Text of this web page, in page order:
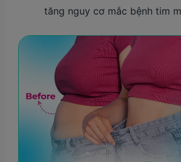
tăng nguy cơ mắc bệnh tim